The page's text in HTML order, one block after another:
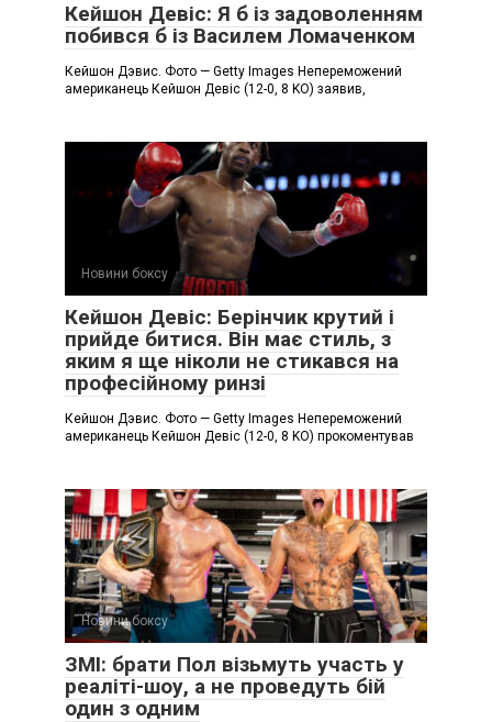
Кейшон Девіс: Я б із задоволенням
побився б із Василем Ломаченком
Кейшон Дэвис. Фото — Getty Images Непереможений
американець Кейшон Девіс (12-0, 8 KO) заявив,
Новини боксу
Кейшон Девіс: Берінчик крутий і
прийде битися. Він має стиль, з
яким я ще ніколи не стикався на
професійному ринзі
Кейшон Дэвис. Фото — Getty Images Непереможений
американець Кейшон Девіс (12-0, 8 KO) прокоментував
Новини боксу
ЗМІ: брати Пол візьмуть участь у
реаліті-шоу, а не проведуть бій
один з одним